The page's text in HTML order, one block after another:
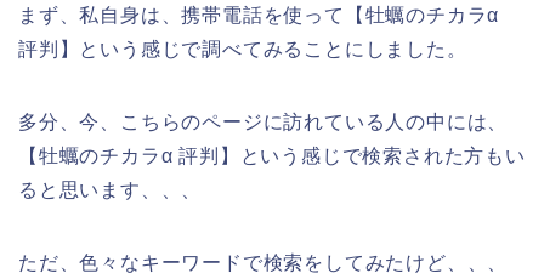
まず、私自身は、携帯電話を使って【牡蠣のチカラα
評判】という感じで調べてみることにしました。
多分、今、こちらのページに訪れている人の中には、
【牡蠣のチカラα 評判】という感じで検索された方もい
ると思います、、、
ただ、色々なキーワードで検索をしてみたけど、、、